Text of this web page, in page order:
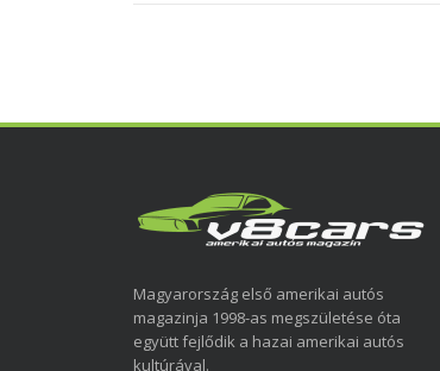
Magyarország első amerikai autós
magazinja 1998-as megszületése óta
együtt fejlődik a hazai amerikai autós
kultúrával.